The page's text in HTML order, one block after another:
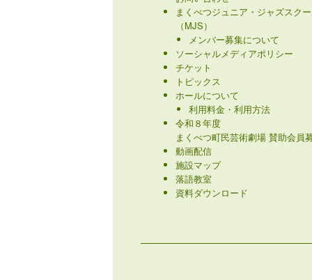
まくべつジュニア・ジャズスク
（MJS）
メンバー募集について
ソーシャルメディアポリシー
チケット
トピックス
ホールについて
利用料金・利用方法
令和８年度
まくべつ町民芸術劇場 賛助会員
動画配信
施設マップ
落語教室
資料ダウンロード